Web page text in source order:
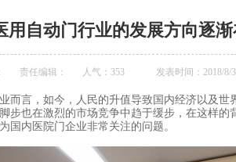
用自动门行业的发展方向逐
责任编辑： 人气： 353 发表时间：2018/8/
而言，如今，人民的升值导致国内经济以及世
步也在激烈的市场竞争中趋于缓步，在这样
国内医院门企业非常关注的问题。